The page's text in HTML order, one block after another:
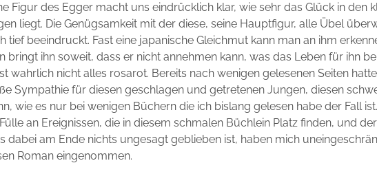
Figur des Egger macht uns eindrücklich klar, wie sehr das Glück in den
liegt. Die Genügsamkeit mit der diese, seine Hauptfigur, alle Übel
tief beeindruckt. Fast eine japanische Gleichmut kann man an ihm
bringt ihn soweit, dass er nicht annehmen kann, was das Leben für ihn
wahrlich nicht alles rosarot. Bereits nach wenigen gelesenen Seiten
Sympathie für diesen geschlagen und getretenen Jungen, diesen
wie es nur bei wenigen Büchern die ich bislang gelesen habe der Fall
an Ereignissen, die in diesem schmalen Büchlein Platz finden, und
dabei am Ende nichts ungesagt geblieben ist, haben mich
Roman eingenommen.